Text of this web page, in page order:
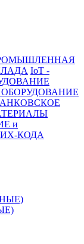
IoT -
ОБОРУДОВАНИЕ
и
КОДА